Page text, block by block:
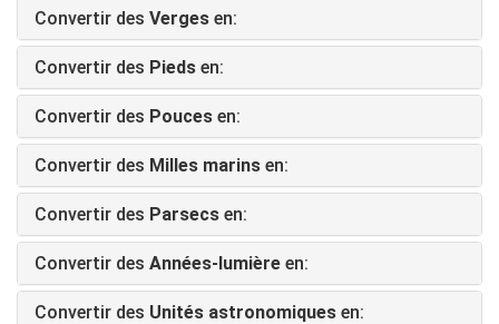
Convertir des Verges en:
Convertir des Pieds en:
Convertir des Pouces en:
Convertir des Milles marins en:
Convertir des Parsecs en:
Convertir des Années-lumière en:
Convertir des Unités astronomiques en: